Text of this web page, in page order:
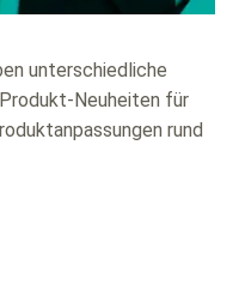
unterschiedliche
Neuheiten für
rund